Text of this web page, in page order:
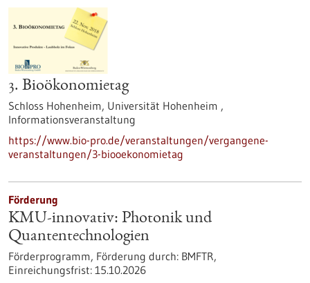
3. Bioökonomietag
Schloss Hohenheim, Universität Hohenheim ,
Informationsveranstaltung
https://www.bio-pro.de/veranstaltungen/vergangene-
veranstaltungen/3-biooekonomietag
Förderung
KMU-innovativ: Photonik und
Quantentechnologien
Förderprogramm, Förderung durch: BMFTR,
Einreichungsfrist: 15.10.2026